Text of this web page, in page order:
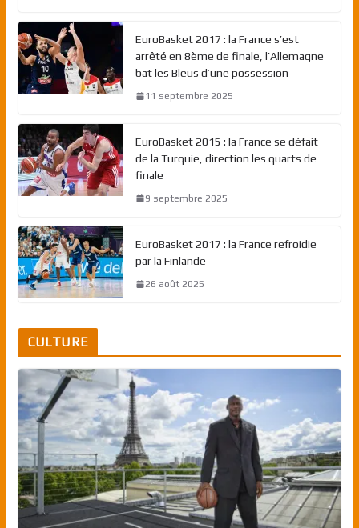
EuroBasket 2017 : la France s’est
arrêté en 8ème de finale, l’Allemagne
bat les Bleus d’une possession
11 septembre 2025
EuroBasket 2015 : la France se défait
de la Turquie, direction les quarts de
finale
9 septembre 2025
EuroBasket 2017 : la France refroidie
par la Finlande
26 août 2025
CULTURE